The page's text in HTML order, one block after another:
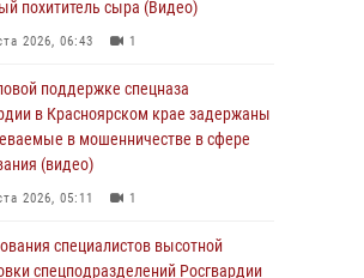
похититель сыра (Видео)
2026, 06:43 1
поддержке спецназа
в Красноярском крае задержаны
в мошенничестве в сфере
(видео)
2026, 05:11 1
специалистов высотной
спецподразделений Росгвардии